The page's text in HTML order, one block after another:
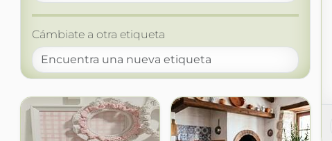
Cámbiate a otra etiqueta